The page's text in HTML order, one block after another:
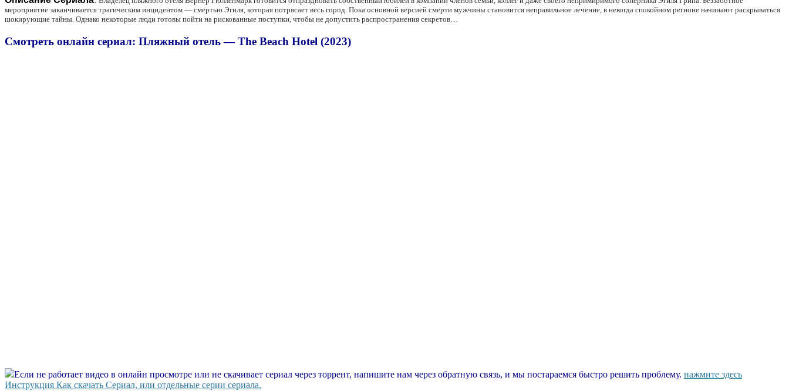
мероприятие заканчивается трагическим инцидентом — смертью Эгиля, которая потрясает весь город. Пока основной версией смерти мужчины становится неправильное лечение, в некогда спокойном регионе начинают раскрываться
шокирующие тайны. Однако некоторые люди готовы пойти на рискованные поступки, чтобы не допустить распространения секретов…
Смотреть онлайн сериал: Пляжный отель — The Beach Hotel (2023)
Если не работает видео в онлайн просмотре или не скачивает сериал через торрент, напишите нам через обратную связь, и мы постараемся быстро решить проблему. нажмите здесь
Инструкция Как скачать Сериал, или отдельные серии сериала.